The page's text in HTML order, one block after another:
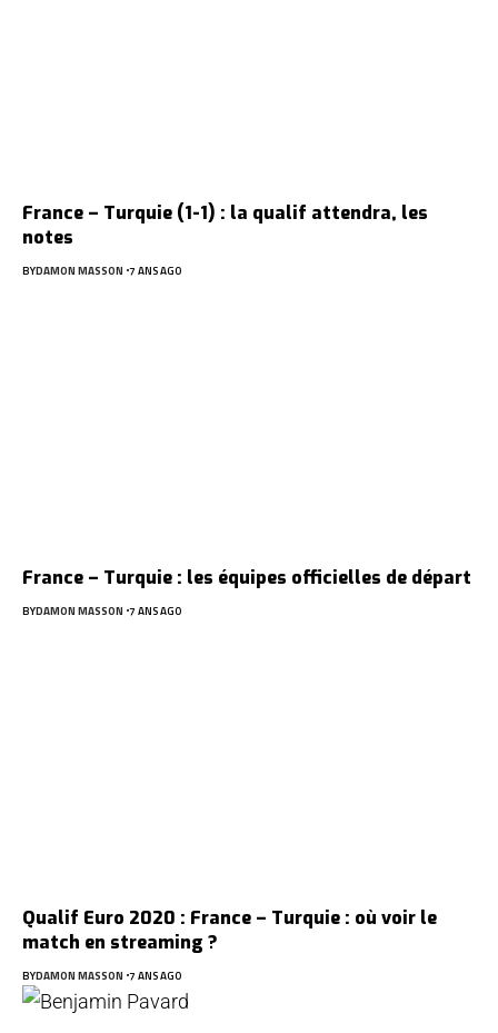
France – Turquie (1-1) : la qualif attendra, les
notes
BYDAMON MASSON 7 ANS AGO
France – Turquie : les équipes officielles de départ
BYDAMON MASSON 7 ANS AGO
Qualif Euro 2020 : France – Turquie : où voir le
match en streaming ?
BYDAMON MASSON 7 ANS AGO